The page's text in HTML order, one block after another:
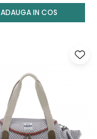
ADAUGA IN COS